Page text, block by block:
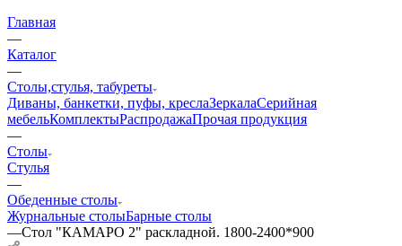
Главная
—
Каталог
—
Столы,стулья, табуреты
Диваны, банкетки, пуфы, креслаЗеркалаСерийная
мебельКомплектыРаспродажаПрочая продукция
—
Столы
Стулья
—
Обеденные столы
Журнальные столыБарные столы
—Стол "КАМАРО 2" раскладной. 1800-2400*900